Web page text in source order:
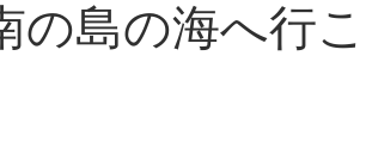
の島の海へ行